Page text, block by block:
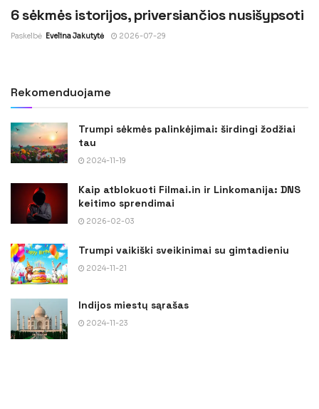
6 sėkmės istorijos, priversiančios nusišypsoti
Paskelbė Evelina Jakutytė 2026-07-29
Rekomenduojame
Trumpi sėkmės palinkėjimai: širdingi žodžiai
tau
2024-11-19
Kaip atblokuoti Filmai.in ir Linkomanija: DNS
keitimo sprendimai
2026-02-03
Trumpi vaikiški sveikinimai su gimtadieniu
2024-11-21
Indijos miestų sąrašas
2024-11-23